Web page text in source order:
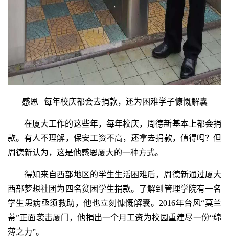
感恩 | 每年校庆都会去捐款，还为困难学子慷慨解囊
在厦大工作的这些年，每年校庆，周德新基本上都会捐
款。有人不理解，保安工资不高，还拿去捐款，值得吗？但
周德新认为，这是他感恩厦大的一种方式。
得知来自西部地区的学生生活困难后，周德新通过厦大
西部梦想社团为四名贫困学生捐款。了解到管理学院有一名
学生患病亟须救助，他也立刻慷慨解囊。2016年台风“莫兰
蒂”正面袭击厦门，他捐出一个月工资为校园重建尽一份“绵
薄之力”。